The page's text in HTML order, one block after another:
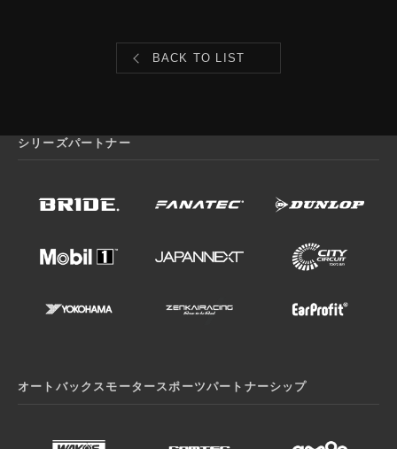
BACK TO LIST
シリーズパートナー
オートバックスモータースポーツパートナーシップ